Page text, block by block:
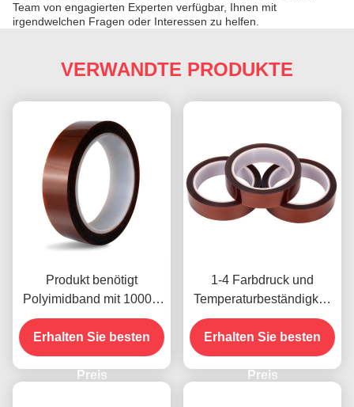
Team von engagierten Experten verfügbar, Ihnen mit
irgendwelchen Fragen oder Interessen zu helfen.
VERWANDTE PRODUKTE
Produkt benötigt
Polyimidband mit 1000V
Spannungsfestigkeit
Erhalten Sie besten
Preis
1-4 Farbdruck und
Temperaturbeständigkeit
-10C-80C
Zahlungsmethode mit
Kreditkarte für frühere
Modelle
Erhalten Sie besten
Preis